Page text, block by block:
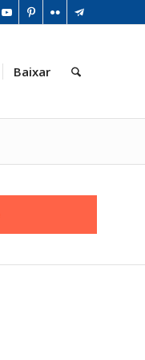
Baixar